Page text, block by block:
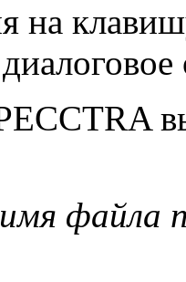
на
файла